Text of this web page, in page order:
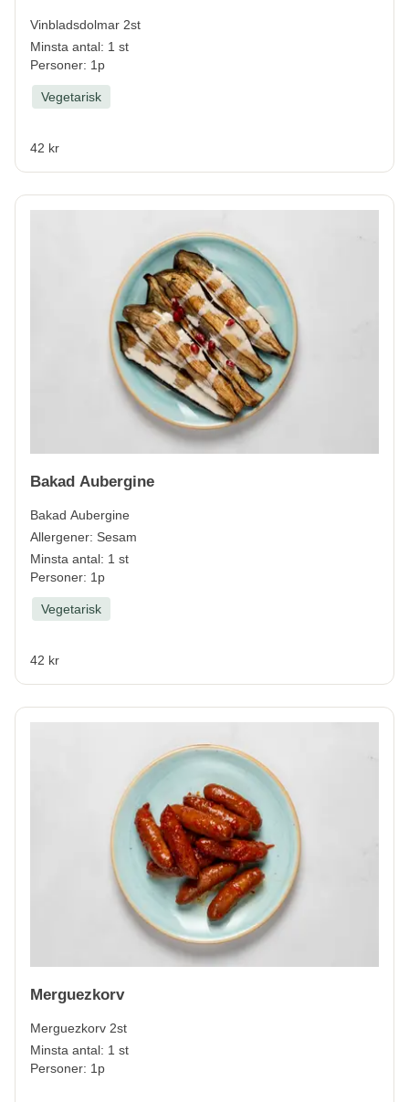
Vinbladsdolmar 2st
Minsta antal: 1 st
Personer: 1p
Vegetarisk
42 kr
Bakad Aubergine
Bakad Aubergine
Allergener: Sesam
Minsta antal: 1 st
Personer: 1p
Vegetarisk
42 kr
Merguezkorv
Merguezkorv 2st
Minsta antal: 1 st
Personer: 1p